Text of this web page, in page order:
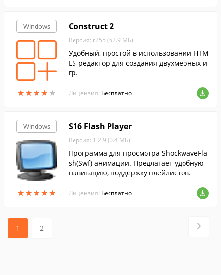
Windows
★★★★ ★
★★★★ ★
Construct 2
Версия: r255 (62.9 МБ)
Удобный, простой в использовании HTM
L5-редактор для создания двухмерных и
гр.
Лицензия: Бесплатно
Windows
★★★★★
★★★★★
S16 Flash Player
Версия: 1.2.9 (0.4 МБ)
Программа для просмотра ShockwaveFla
sh(Swf) анимации. Предлагает удобную
навигацию, поддержку плейлистов.
Лицензия: Бесплатно
1 2